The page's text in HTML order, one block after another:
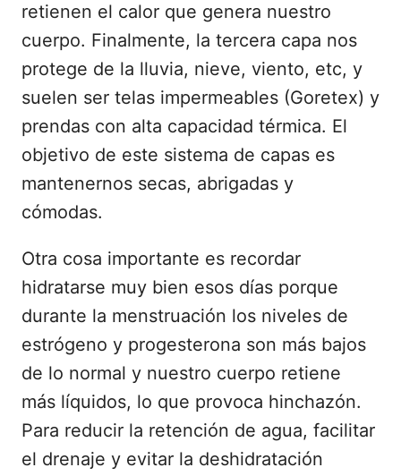
retienen el calor que genera nuestro
cuerpo. Finalmente, la tercera capa nos
protege de la lluvia, nieve, viento, etc, y
suelen ser telas impermeables (Goretex) y
prendas con alta capacidad térmica. El
objetivo de este sistema de capas es
mantenernos secas, abrigadas y
cómodas.
Otra cosa importante es recordar
hidratarse muy bien esos días porque
durante la menstruación los niveles de
estrógeno y progesterona son más bajos
de lo normal y nuestro cuerpo retiene
más líquidos, lo que provoca hinchazón.
Para reducir la retención de agua, facilitar
el drenaje y evitar la deshidratación